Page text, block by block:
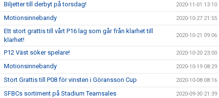
Biljetter till derbyt på torsdag! 2020-11-01 13:10
Motionsinnebandy 2020-10-27 21:55
Ett stort grattis till vårt P16 lag som går från klarhet till
klarhet!
2020-10-21 09:06
P12 Väst söker spelare! 2020-10-20 23:00
Motionsinnebandy 2020-10-19 08:29
Stort Grattis till P08 för vinsten i Göransson Cup 2020-10-08 08:16
SFBCs sortiment på Stadium Teamsales 2020-09-30 21:39